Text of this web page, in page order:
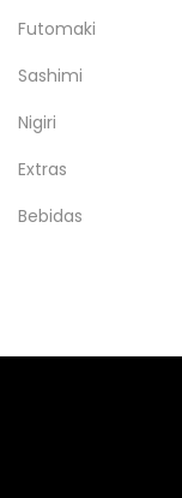
Futomaki
Sashimi
Nigiri
Extras
Bebidas